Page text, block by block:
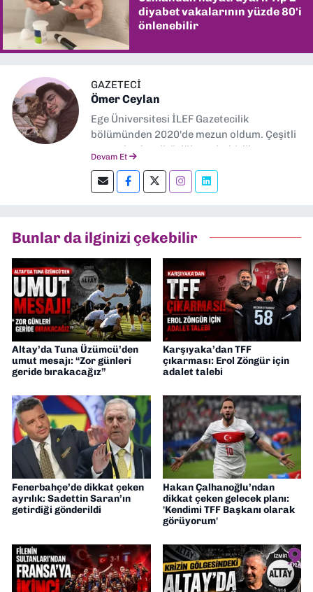
diyabet vakalarının yüzde 80'i
önlenebilir
GAZETECİ
Ömer Ceylan
Ege Üniversitesi İLEF Gazetecilik
bölümünden 2020'de mezun oldum. Çeşitli
gazetelerde editörlük, muhabirlik yaptım.
editörlük yapıyorum.
Devam Et
Bunlar da ilginizi çekebilir
Altay’da Tuna Üzümcü’den
umut mesajı: “Zor günleri
geride bırakacağız”
Karşıyaka’dan TFF
çıkarması: Erol Zöngür için
adalet talebi
Fenerbahçe’de dikkat çeken
ayrılık: Sadettin Saran’ın
getirdiği gönderildi
Hakan Çalhanoğlu’ndan
dikkat çeken gelecek planı:
'Kendimi TFF Başkanı olarak
görüyorum'